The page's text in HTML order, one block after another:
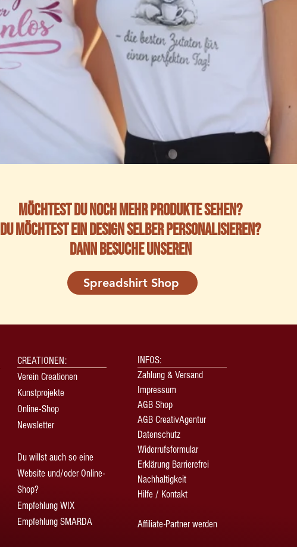
Möchtest du noch mehr Produkte sehen?
Du möchtest ein Design selber personalisieren?
Dann besuche unseren
Spreadshirt Shop
CREATIONEN:
Verein Creationen
Kunstprojekte
Online-Shop
Newsletter
Du willst auch so eine
Website und/oder Online-
Shop?
Empfehlung WIX
Empfehlung SMARDA
INFOS:
Zahlung & Versand
Impressum
AGB Shop
AGB CreativAgentur
Datenschutz
Widerrufsformular
Erklärung Barrierefrei
Nachhaltigkeit
Hilfe / Kontakt
Affiliate-Partner werden